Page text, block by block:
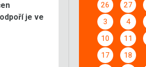
je ve
26 27
3
4
10
11
17
18